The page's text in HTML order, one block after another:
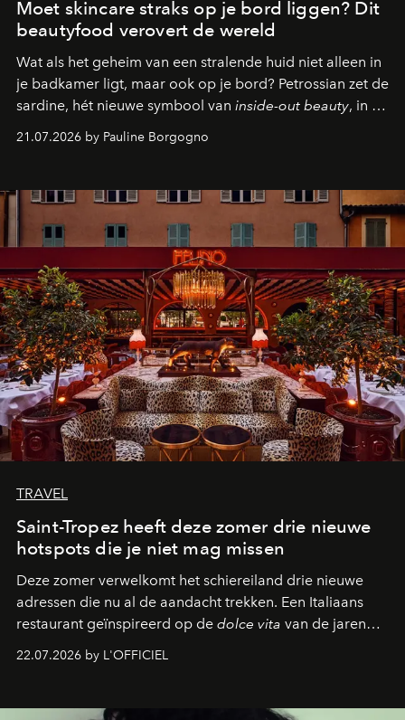
Moet skincare straks op je bord liggen? Dit
beautyfood verovert de wereld
Wat als het geheim van een stralende huid niet alleen in
je badkamer ligt, maar ook op je bord? Petrossian zet de
sardine, hét nieuwe symbool van inside-out beauty, in de
21.07.2026 by Pauline Borgogno
TRAVEL
Saint-Tropez heeft deze zomer drie nieuwe
hotspots die je niet mag missen
Deze zomer verwelkomt het schiereiland drie nieuwe
adressen die nu al de aandacht trekken. Een Italiaans
restaurant geïnspireerd op de dolce vita van de jaren
verandert in een bruisende ontmoetingsplek en de
neerstrijkt in Saint-Tropez. Dit zijn de nieuwe adressen
22.07.2026 by L'OFFICIEL